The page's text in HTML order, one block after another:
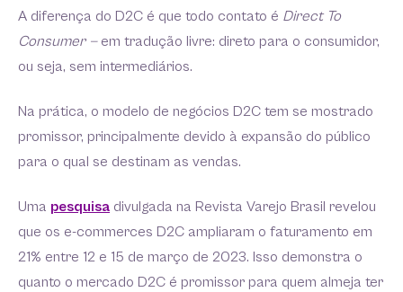
A diferença do D2C é que todo contato é Direct To
Consumer —em tradução livre: direto para o consumidor,
ou seja, sem intermediários.
Na prática, o modelo de negócios D2C tem se mostrado
promissor, principalmente devido à expansão do público
para o qual se destinam as vendas.
Uma pesquisa divulgada na Revista Varejo Brasil revelou
que os e-commerces D2C ampliaram o faturamento em
21% entre 12 e 15 de março de 2023. Isso demonstra o
quanto o mercado D2C é promissor para quem almeja ter